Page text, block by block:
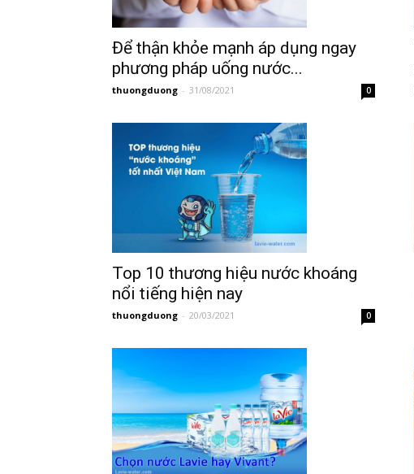
Để thận khỏe mạnh áp dụng ngay
phương pháp uống nước...
thuongduong - 31/08/2021 0
Top 10 thương hiệu nước khoáng
nổi tiếng hiện nay
thuongduong - 20/03/2021 0